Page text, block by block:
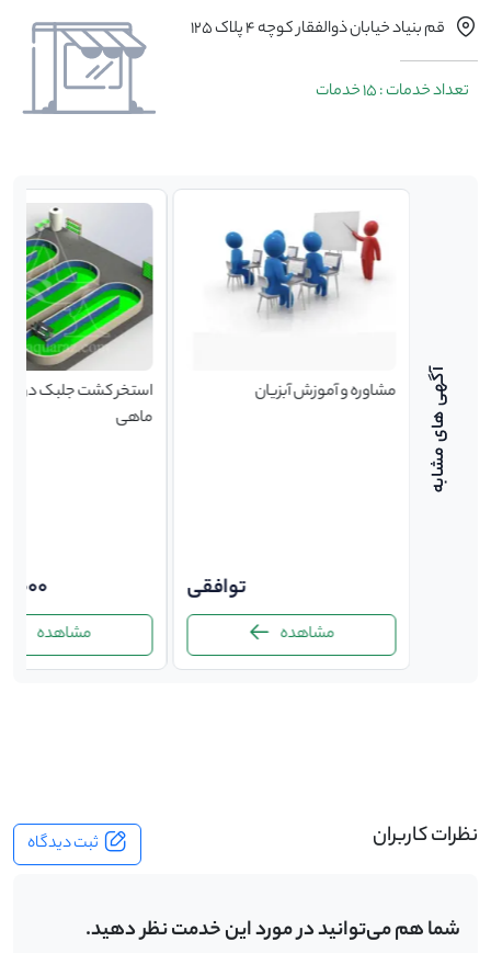
قم بنیاد خیابان ذوالفقار کوچه 4 پلاک 125
تعداد خدمات : 15 خدمات
مشاوره و آموزش آبزیان
توافقی
مشاهده
استخر کشت جلبک در
ماهی
مشاهده
نظرات کاربران ثبت دیدگاه
شما هم می‌توانید در مورد این خدمت نظر دهید.